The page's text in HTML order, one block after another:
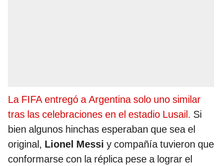
La FIFA entregó a Argentina solo uno similar
tras las celebraciones en el estadio Lusail. Si
bien algunos hinchas esperaban que sea el
original, Lionel Messi y compañía tuvieron que
conformarse con la réplica pese a lograr el